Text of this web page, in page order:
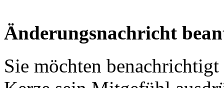
Änderungsnachricht
Sie möchten